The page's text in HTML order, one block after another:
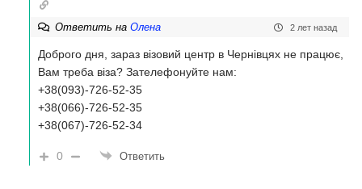
Ответить на Олена 2 лет назад
Доброго дня, зараз візовий центр в Чернівцях не працює,
Вам треба віза? Зателефонуйте нам:
+38(093)-726-52-35
+38(066)-726-52-35
+38(067)-726-52-34
0 Ответить